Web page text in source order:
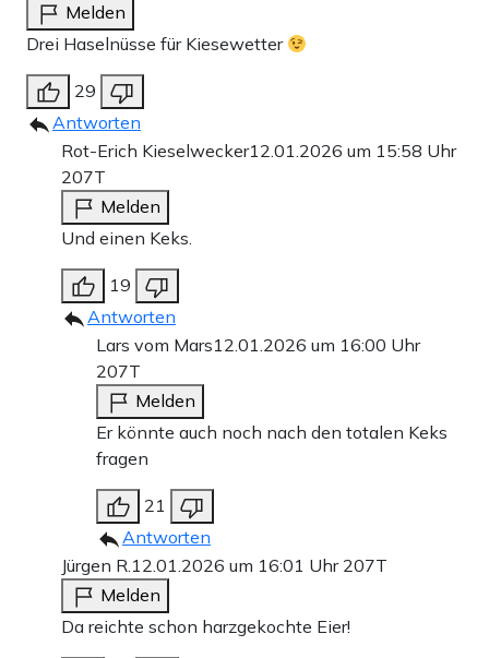
Melden
Drei Haselnüsse für Kiesewetter
29
Antworten
Rot-Erich Kieselwecker12.01.2026 um 15:58 Uhr
207T
Melden
Und einen Keks.
19
Antworten
Lars vom Mars12.01.2026 um 16:00 Uhr
207T
Melden
Er könnte auch noch nach den totalen Keks
fragen
21
Antworten
Jürgen R.12.01.2026 um 16:01 Uhr 207T
Melden
Da reichte schon harzgekochte Eier!